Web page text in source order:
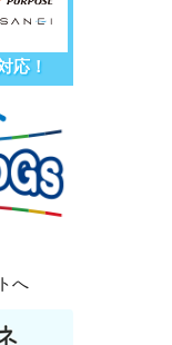
応！